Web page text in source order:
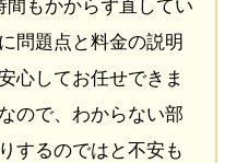
問題点と料金の説明
心してお任せできま
ので、わからない部
するのではと不安も